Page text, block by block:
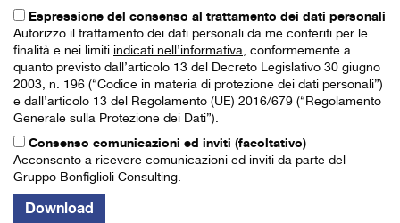
Espressione del consenso al trattamento dei dati personali
Autorizzo il trattamento dei dati personali da me conferiti per le
finalità e nei limitiindicati nell’informativa, conformemente a
quanto previsto dall’articolo 13 del Decreto Legislativo 30 giugno
2003, n. 196 (“Codice in materia di protezione dei dati personali”)
e dall’articolo 13 del Regolamento (UE) 2016/679 (“Regolamento
Generale sulla Protezione dei Dati”).
Consenso comunicazioni ed inviti (facoltativo)
Acconsento a ricevere comunicazioni ed inviti da parte del
Gruppo Bonfiglioli Consulting.